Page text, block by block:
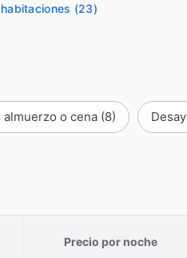
(23)
almuerzo o cena (8)
Precio por noche